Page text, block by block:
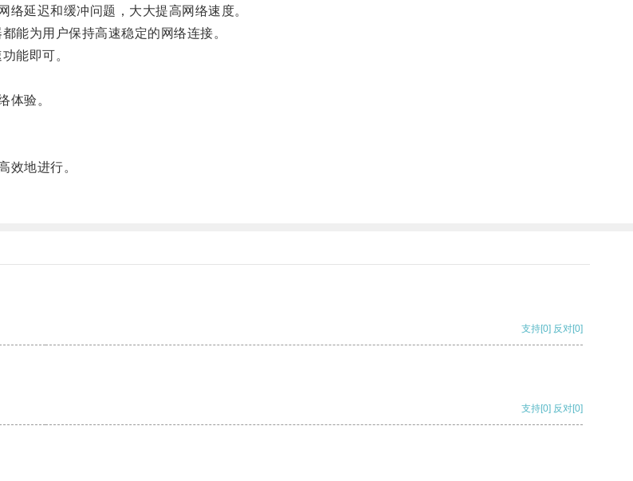
延迟和缓冲问题，大大提高网络速度。
为用户保持高速稳定的网络连接。
能即可。
体验。
地进行。
支持[0] 反对[0]
支持[0] 反对[0]